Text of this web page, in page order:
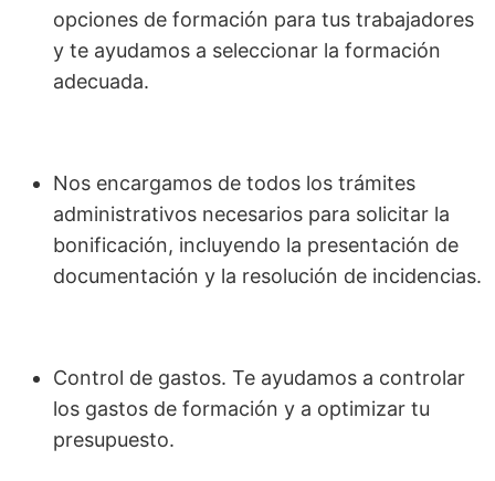
opciones de formación para tus trabajadores
y te ayudamos a seleccionar la formación
adecuada.
Nos encargamos de todos los trámites
administrativos necesarios para solicitar la
bonificación, incluyendo la presentación de
documentación y la resolución de incidencias.
Control de gastos. Te ayudamos a controlar
los gastos de formación y a optimizar tu
presupuesto.